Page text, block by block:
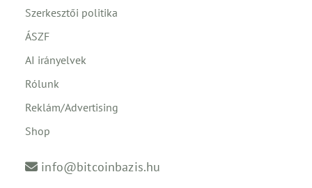
Szerkesztői politika
ÁSZF
AI irányelvek
Rólunk
Reklám/Advertising
Shop
info@bitcoinbazis.hu